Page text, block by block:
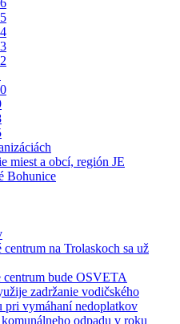
miest a obcí, región JE
Bohunice
centrum na Trolaskoch sa už
bude OSVETA
zadržanie vodičského
pri vymáhaní nedoplatkov
odpadu v roku